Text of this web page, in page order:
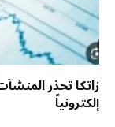
زاتكا تحذر
إلكترونياً